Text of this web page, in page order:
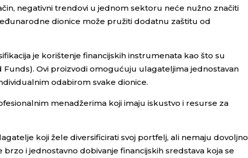
negativni trendovi u jednom sektoru neće nužno značiti
dionice može pružiti dodatnu zaštitu od
je korištenje financijskih instrumenata kao što su
Funds). Ovi proizvodi omogućuju ulagateljima jednostavan
odabirom svake dionice.
menadžerima koji imaju iskustvo i resurse za
koji žele diversificirati svoj portfelj, ali nemaju dovoljno
i jednostavno dobivanje financijskih sredstava koja se